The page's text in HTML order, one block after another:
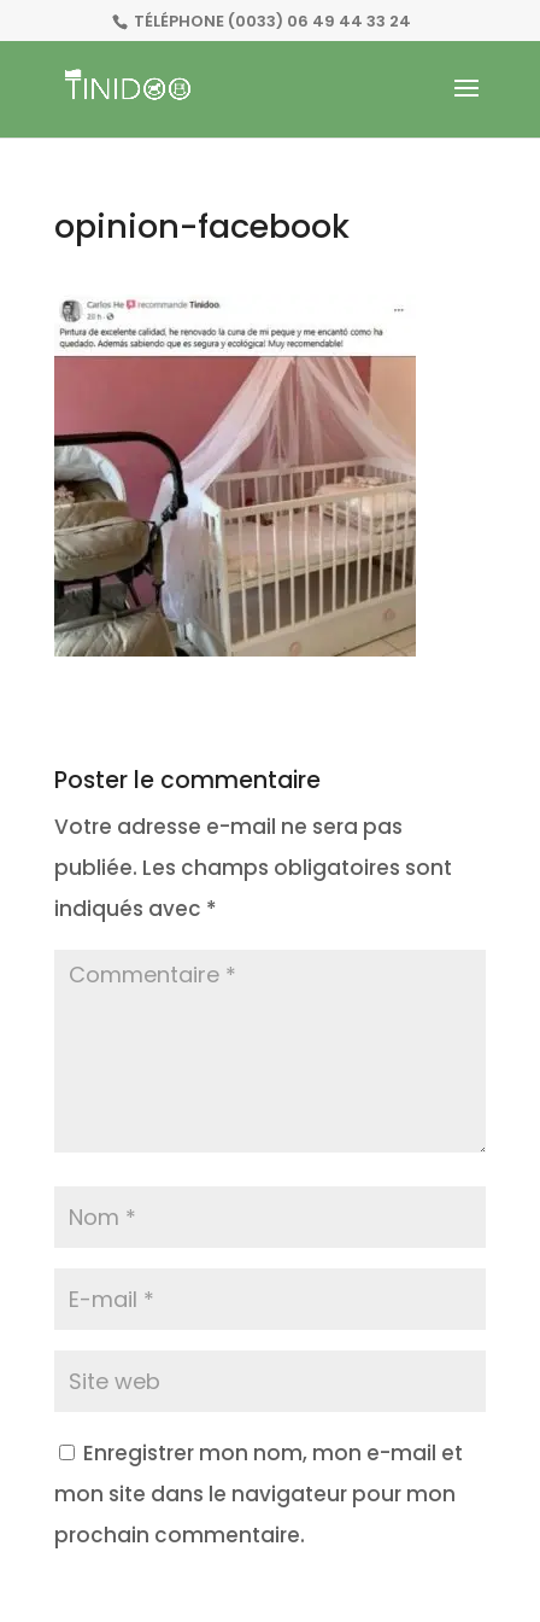
TÉLÉPHONE (0033) 06 49 44 33 24
opinion-facebook
Poster le commentaire
Votre adresse e-mail ne sera pas
publiée. Les champs obligatoires sont
indiqués avec *
Enregistrer mon nom, mon e-mail et
mon site dans le navigateur pour mon
prochain commentaire.